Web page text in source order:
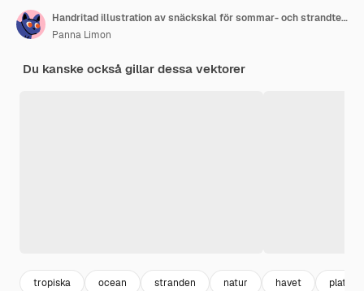
Handritad illustration av snäckskal för sommar- och strandteman
Panna Limon
Du kanske också gillar dessa vektorer
tropiska ocean stranden natur havet platt